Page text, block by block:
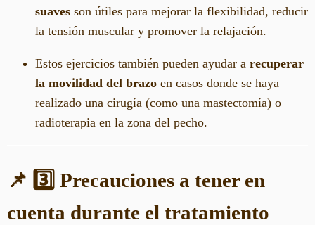
suaves son útiles para mejorar la flexibilidad, reducir
la tensión muscular y promover la relajación.
Estos ejercicios también pueden ayudar a recuperar
la movilidad del brazo en casos donde se haya
realizado una cirugía (como una mastectomía) o
radioterapia en la zona del pecho.
📌 3️⃣ Precauciones a tener en
cuenta durante el tratamiento